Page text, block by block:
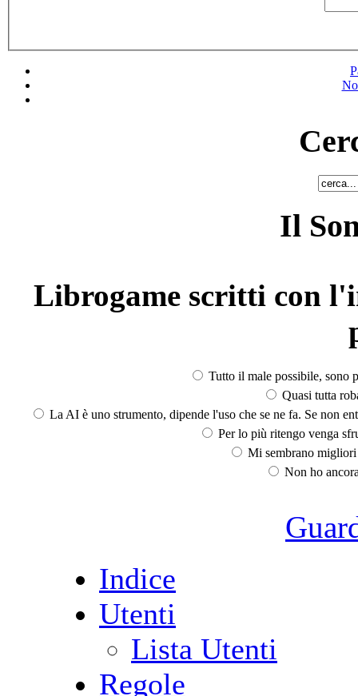
Il
Librogame scritti con
Tutto il male possibile, sono
Quasi tutta
La AI è uno strumento, dipende l'uso che se ne fa. Se non
Per lo più ritengo venga
Mi sembrano
Non ho
Indice
Utenti
Lista Utenti
Regole